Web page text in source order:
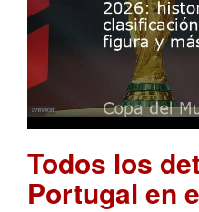
Todos los
Portugal en